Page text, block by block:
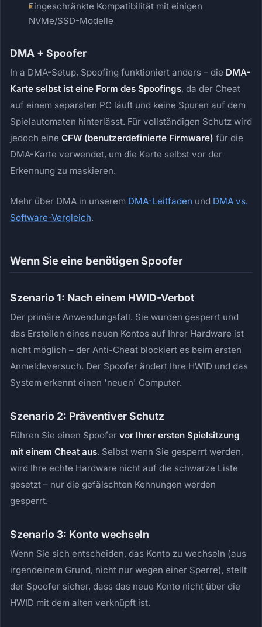
Eingeschränkte Kompatibilität mit einigen
NVMe/SSD-Modelle
DMA + Spoofer
In a DMA-Setup, Spoofing funktioniert anders – die DMA-
Karte selbst ist eine Form des Spoofings, da der Cheat
auf einem separaten PC läuft und keine Spuren auf dem
Spielautomaten hinterlässt. Für vollständigen Schutz wird
jedoch eine CFW (benutzerdefinierte Firmware) für die
DMA-Karte verwendet, um die Karte selbst vor der
Erkennung zu maskieren.
Mehr über DMA in unserem DMA-Leitfaden und DMA vs.
Software-Vergleich.
Wenn Sie eine benötigen Spoofer
Szenario 1: Nach einem HWID-Verbot
Der primäre Anwendungsfall. Sie wurden gesperrt und
das Erstellen eines neuen Kontos auf Ihrer Hardware ist
nicht möglich – der Anti-Cheat blockiert es beim ersten
Anmeldeversuch. Der Spoofer ändert Ihre HWID und das
System erkennt einen 'neuen' Computer.
Szenario 2: Präventiver Schutz
Führen Sie einen Spoofer vor Ihrer ersten Spielsitzung
mit einem Cheat aus. Selbst wenn Sie gesperrt werden,
wird Ihre echte Hardware nicht auf die schwarze Liste
gesetzt – nur die gefälschten Kennungen werden
gesperrt.
Szenario 3: Konto wechseln
Wenn Sie sich entscheiden, das Konto zu wechseln (aus
irgendeinem Grund, nicht nur wegen einer Sperre), stellt
der Spoofer sicher, dass das neue Konto nicht über die
HWID mit dem alten verknüpft ist.